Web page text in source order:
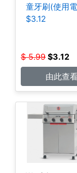
童牙刷(使用
$3.12
$ 5.99 $3.12
由此查